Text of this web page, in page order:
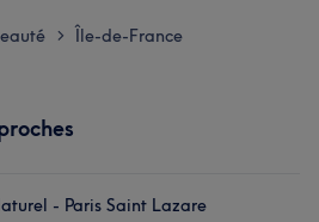
> Île-de-France
- Paris Saint Lazare